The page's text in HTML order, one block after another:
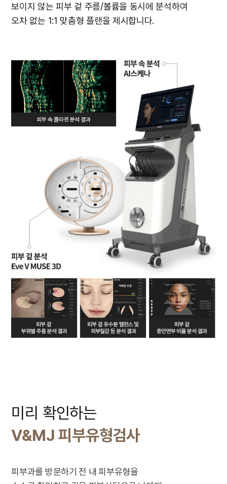
보이지 않는 피부 겉 주름/볼륨을 동시에 분석하여
오차 없는 1:1 맞춤형 플랜을 제시합니다.
미리 확인하는
V&MJ 피부유형검사
피부과를 방문하기 전 내 피부유형을